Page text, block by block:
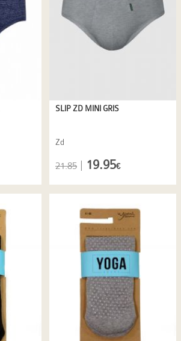
SLIP ZD MINI GRIS
Zd
21.85 19.95€